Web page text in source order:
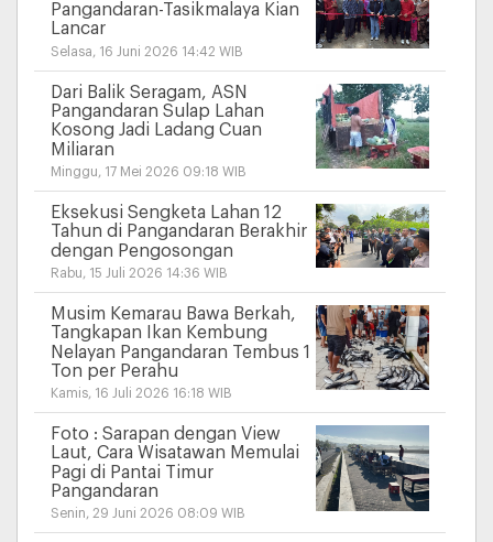
Pangandaran-Tasikmalaya Kian
Lancar
Selasa, 16 Juni 2026 14:42 WIB
Dari Balik Seragam, ASN
Pangandaran Sulap Lahan
Kosong Jadi Ladang Cuan
Miliaran
Minggu, 17 Mei 2026 09:18 WIB
Eksekusi Sengketa Lahan 12
Tahun di Pangandaran Berakhir
dengan Pengosongan
Rabu, 15 Juli 2026 14:36 WIB
Musim Kemarau Bawa Berkah,
Tangkapan Ikan Kembung
Nelayan Pangandaran Tembus 1
Ton per Perahu
Kamis, 16 Juli 2026 16:18 WIB
Foto : Sarapan dengan View
Laut, Cara Wisatawan Memulai
Pagi di Pantai Timur
Pangandaran
Senin, 29 Juni 2026 08:09 WIB